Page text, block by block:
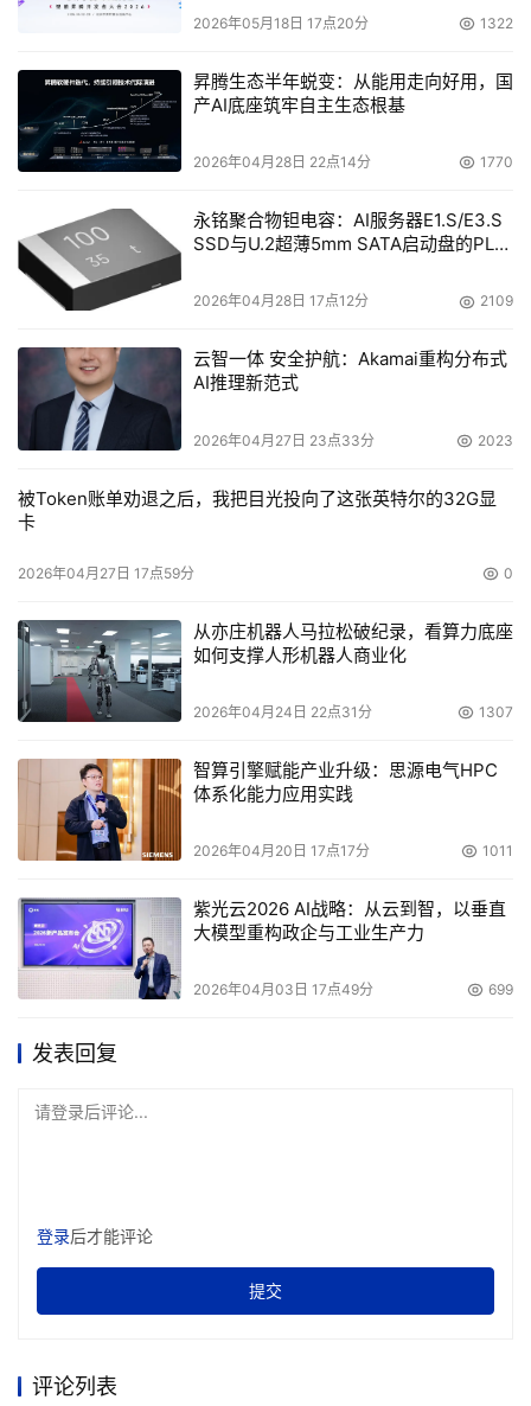
2026年05月18日 17点20分 1322
昇腾生态半年蜕变：从能用走向好用，国
产AI底座筑牢自主生态根基
2026年04月28日 22点14分 1770
永铭聚合物钽电容：AI服务器E1.S/E3.S
SSD与U.2超薄5mm SATA启动盘的PLP
2026年04月28日 17点12分 2109
云智一体 安全护航：Akamai重构分布式
AI推理新范式
2026年04月27日 23点33分 2023
被Token账单劝退之后，我把目光投向了这张英特尔的32G显
卡
2026年04月27日 17点59分 0
从亦庄机器人马拉松破纪录，看算力底座
如何支撑人形机器人商业化
2026年04月24日 22点31分 1307
智算引擎赋能产业升级：思源电气HPC
体系化能力应用实践
2026年04月20日 17点17分 1011
紫光云2026 AI战略：从云到智，以垂直
大模型重构政企与工业生产力
2026年04月03日 17点49分 699
发表回复
请登录后评论...
登录后才能评论
提交
评论列表